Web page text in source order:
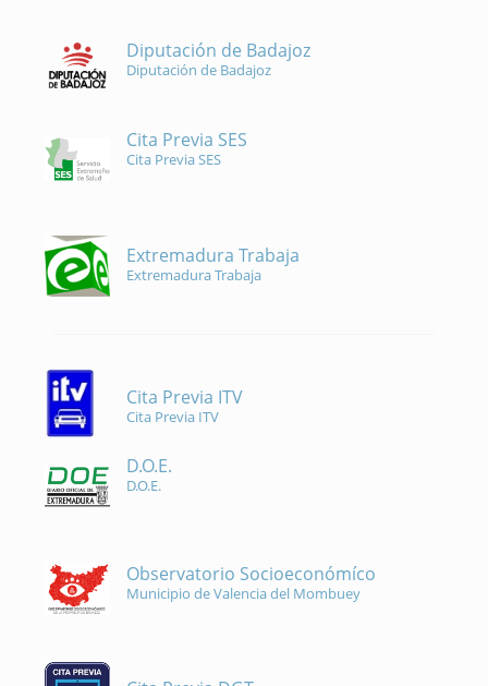
Diputación de Badajoz
Diputación de Badajoz
Cita Previa SES
Cita Previa SES
Extremadura Trabaja
Extremadura Trabaja
Cita Previa ITV
Cita Previa ITV
D.O.E.
D.O.E.
Observatorio Socioeconómíco
Municipio de Valencia del Mombuey